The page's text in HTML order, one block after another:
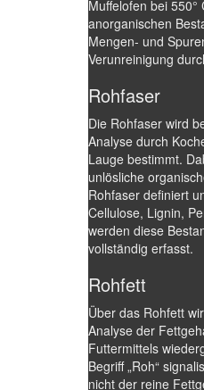
Muffelofen bei
anorganischen
Mengen- und
Verunreinigung
Rohfaser
Die Rohfaser wird
Analyse durch
Lauge bestimmt.
unlösliche
Rohfaser definiert
Cellulose, Lignin,
werden diese
vollständig erfasst.
Rohfett
Über das Rohfett
Analyse der
Futtermittels
Begriff „Roh“
nicht der reine